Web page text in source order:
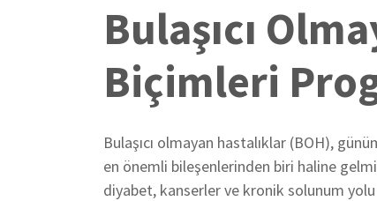
Bulaşıcı
Biçimleri
Bulaşıcı olmayan hastalıklar (BOH),
en önemli bileşenlerinden biri haline
diyabet, kanserler ve kronik solunum yolu